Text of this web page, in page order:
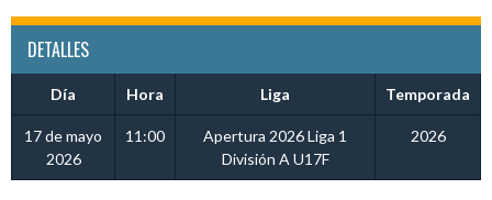
DETALLES
Día Hora Liga Temporada
17 de mayo
2026
11:00
Apertura 2026 Liga 1
División A U17F
2026